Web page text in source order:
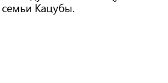
семьи Кацубы.